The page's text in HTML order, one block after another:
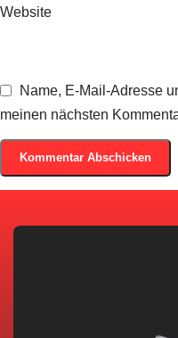
Website
Name, E-Mail-Adresse
meinen nächsten